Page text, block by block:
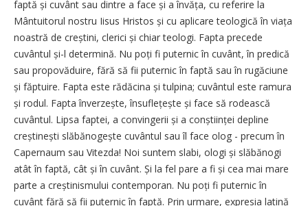
faptă și cuvânt sau dintre a face și a învăța, cu referire la
Mântuitorul nostru Iisus Hristos și cu aplicare teologică în viața
noastră de creștini, clerici și chiar teologi. Fapta precede
cuvântul și-l determină. Nu poți fi puternic în cuvânt, în predică
sau propovăduire, fără să fii puternic în faptă sau în rugăciune
și făptuire. Fapta este rădăcina și tulpina; cuvântul este ramura
și rodul. Fapta înverzește, însufle­țește și face să rodească
cuvântul. Lipsa faptei, a convingerii și a conștiinței depline
creștinești slăbănogește cuvântul sau îl face olog - precum în
Capernaum sau Vitezda! Noi suntem slabi, ologi și slăbănogi
atât în faptă, cât și în cuvânt. Și la fel pare a fi și cea mai mare
parte a crești­nismului contemporan. Nu poți fi puternic în
cuvânt fără să fii puternic în faptă. Prin urmare, expresia latină